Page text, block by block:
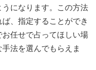
になります。この方法
、指定することができ
任せで占ってほしい場
法を選んでもらえま